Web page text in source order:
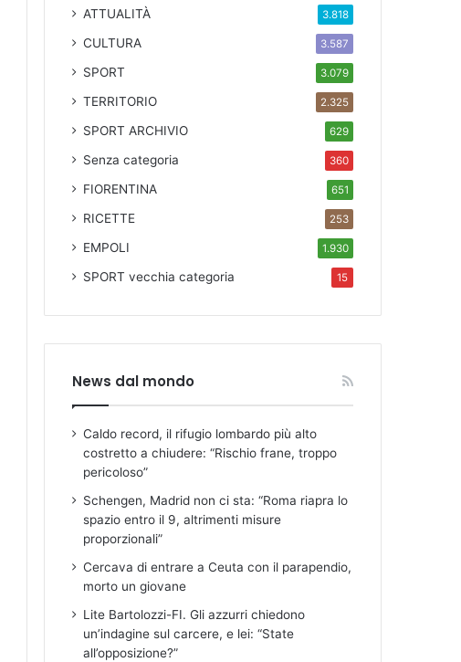
ATTUALITÀ 3.818
CULTURA 3.587
SPORT 3.079
TERRITORIO 2.325
SPORT ARCHIVIO 629
Senza categoria 360
FIORENTINA 651
RICETTE 253
EMPOLI 1.930
SPORTvecchia categoria 15
News dal mondo
Caldo record, il rifugio lombardo più alto
costretto a chiudere: “Rischio frane, troppo
pericoloso”
Schengen, Madrid non ci sta: “Roma riapra lo
spazio entro il 9, altrimenti misure
proporzionali”
Cercava di entrare a Ceuta con il parapendio,
morto un giovane
Lite Bartolozzi-FI. Gli azzurri chiedono
un’indagine sul carcere, e lei: “State
all’opposizione?”